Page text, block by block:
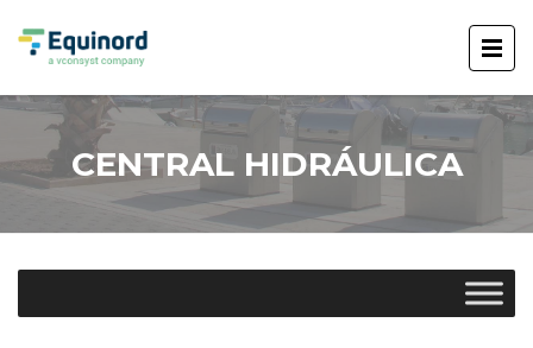
CENTRAL HIDRÁULICA